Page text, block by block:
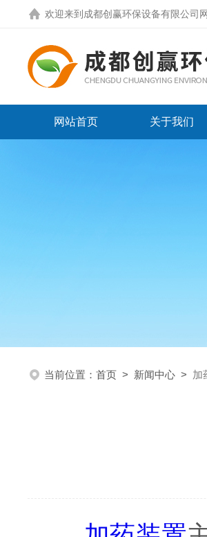
欢迎来到 成都创赢环保设备有限公司
网站首页 关于我们
当前位置： 首页 > 新闻中心 > 加